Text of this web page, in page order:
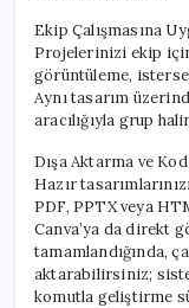
Ekip Çalışmasına
Projelerinizi ekip
görüntüleme,
Aynı tasarım
aracılığıyla grup
Dışa Aktarma ve
Hazır
PDF, PPTX veya
Canva’ya da direkt
tamamlandığında,
aktarabilirsiniz;
komutla geliştirme